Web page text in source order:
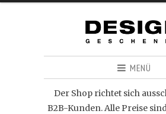
MENÜ
Der Shop richtet sich
B2B-Kunden. Alle Preise